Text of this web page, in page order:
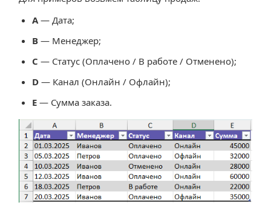
A — Дата;
B — Менеджер;
C — Статус (Оплачено / В работе / Отменено);
D — Канал (Онлайн / Офлайн);
E — Сумма заказа.